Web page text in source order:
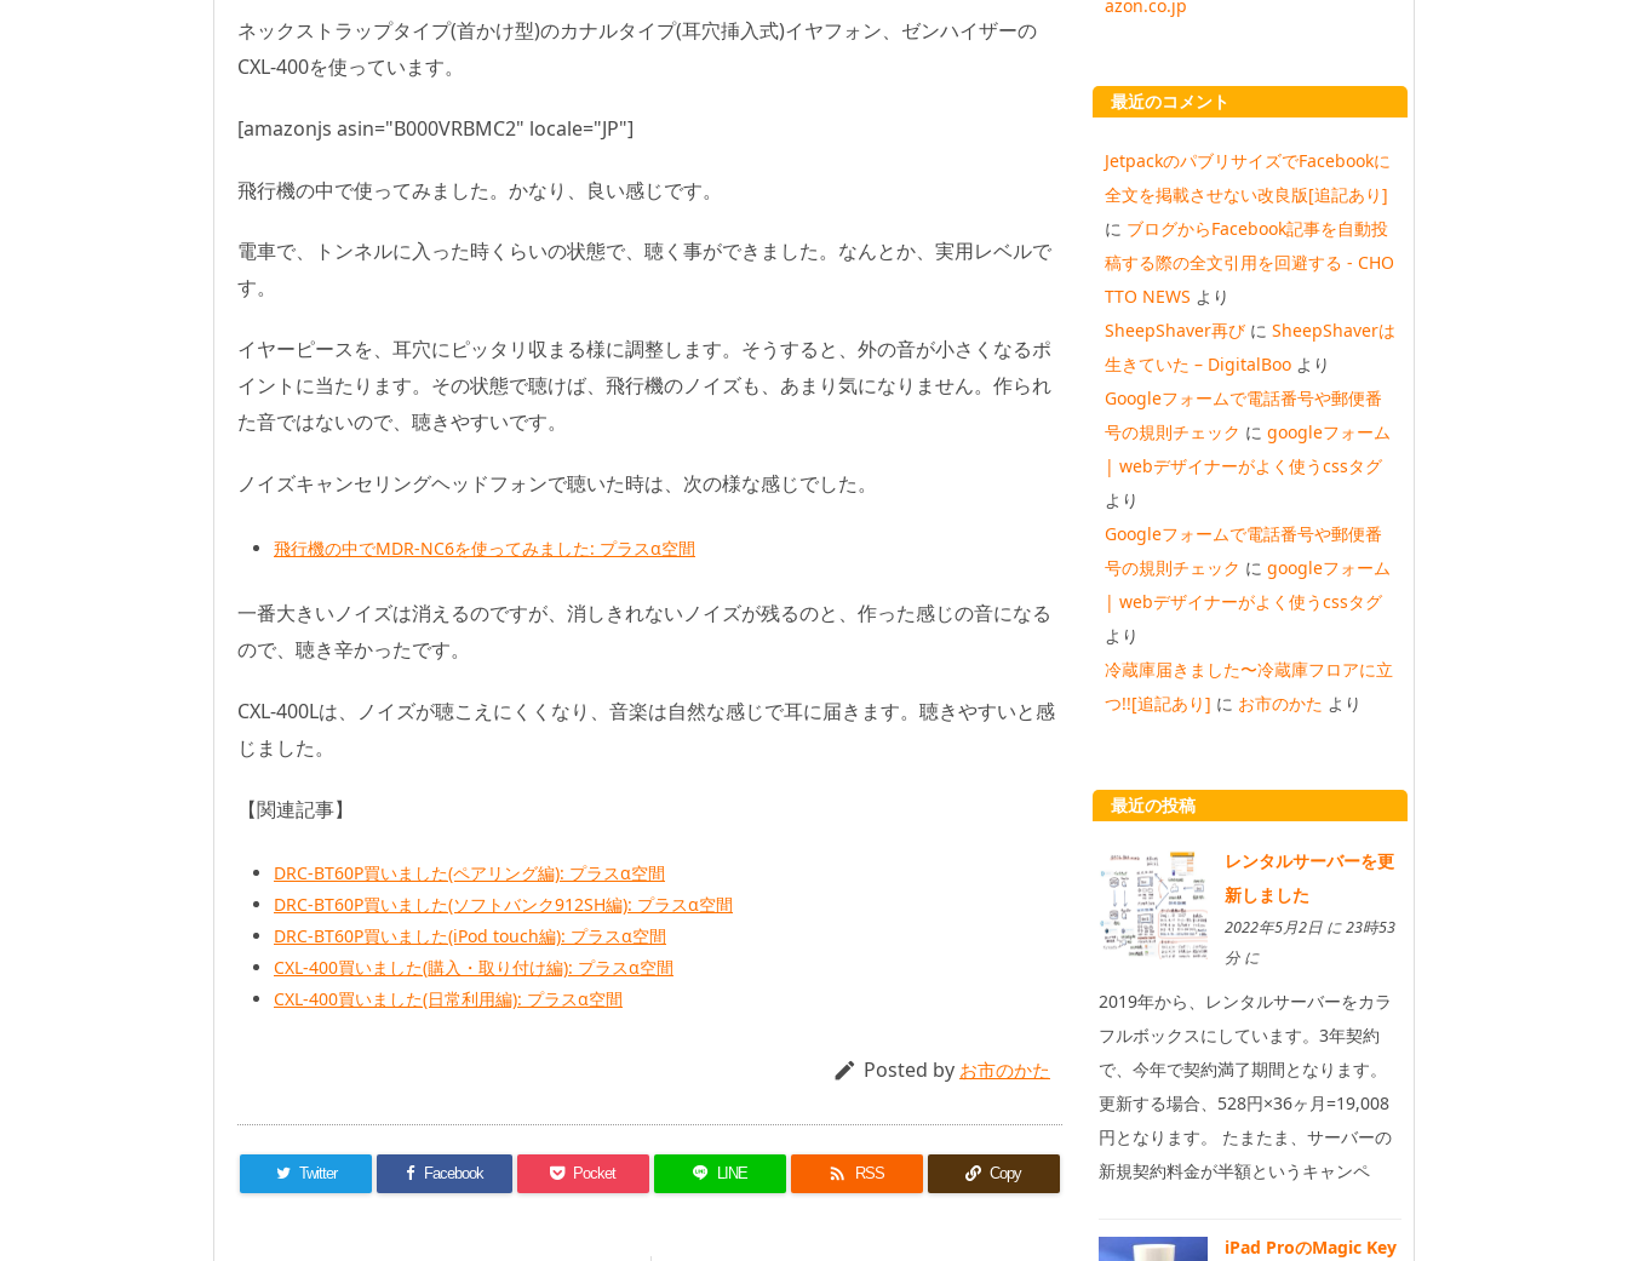
ネックストラップタイプ(首かけ型)のカナルタイプ(耳穴挿入式)イヤフォン、ゼンハイザーの
CXL-400を使っています。
[amazonjs asin="B000VRBMC2" locale="JP"]
飛行機の中で使ってみました。かなり、良い感じです。
電車で、トンネルに入った時くらいの状態で、聴く事ができました。なんとか、実用レベルで
す。
イヤーピースを、耳穴にピッタリ収まる様に調整します。そうすると、外の音が小さくなるポ
イントに当たります。その状態で聴けば、飛行機のノイズも、あまり気になりません。作られ
た音ではないので、聴きやすいです。
ノイズキャンセリングヘッドフォンで聴いた時は、次の様な感じでした。
飛行機の中でMDR-NC6を使ってみました: プラスα空間
一番大きいノイズは消えるのですが、消しきれないノイズが残るのと、作った感じの音になる
ので、聴き辛かったです。
CXL-400Lは、ノイズが聴こえにくくなり、音楽は自然な感じで耳に届きます。聴きやすいと感
じました。
【関連記事】
DRC-BT60P買いました(ペアリング編): プラスα空間
DRC-BT60P買いました(ソフトバンク912SH編): プラスα空間
DRC-BT60P買いました(iPod touch編): プラスα空間
CXL-400買いました(購入・取り付け編): プラスα空間
CXL-400買いました(日常利用編): プラスα空間
 Posted by お市のかた
Twitter Facebook Pocket LINE  RSS Copy
azon.co.jp
最近のコメント
JetpackのパブリサイズでFacebookに
全文を掲載させない改良版[追記あり]
に ブログからFacebook記事を自動投
稿する際の全文引用を回避する - CHO
TTO NEWS より
SheepShaver再び に SheepShaverは
生きていた – DigitalBoo より
Googleフォームで電話番号や郵便番
号の規則チェック に googleフォーム
| webデザイナーがよく使うcssタグ
より
Googleフォームで電話番号や郵便番
号の規則チェック に googleフォーム
| webデザイナーがよく使うcssタグ
より
冷蔵庫届きました〜冷蔵庫フロアに立
つ!![追記あり] に お市のかた より
最近の投稿
レンタルサーバーを更
新しました
2022年5月2日 に 23時53
分 に
2019年から、レンタルサーバーをカラ
フルボックスにしています。3年契約
で、今年で契約満了期間となります。
更新する場合、528円×36ヶ月=19,008
円となります。 たまたま、サーバーの
新規契約料金が半額というキャンペ
iPad ProのMagic Key